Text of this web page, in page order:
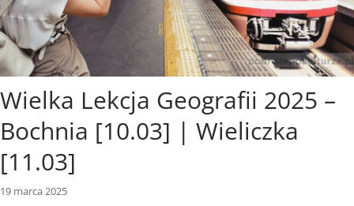
Wielka Lekcja Geografii 2025 –
Bochnia [10.03] | Wieliczka
[11.03]
19 marca 2025